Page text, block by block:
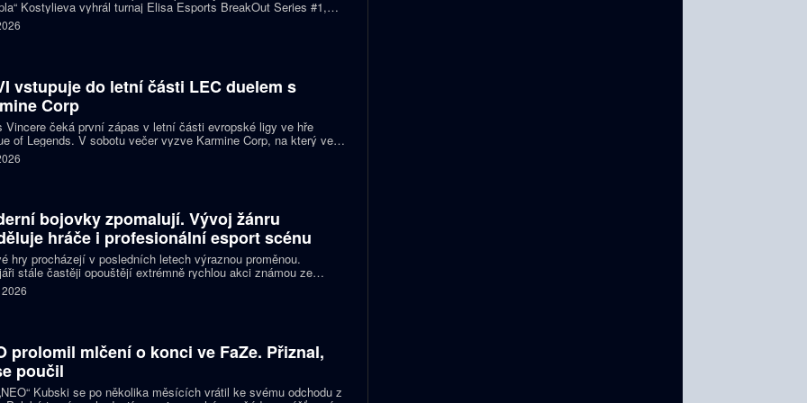
Kostylieva vyhrál turnaj Elisa Esports BreakOut Series #1,
finále porazil ENCE 2:0. Rozhodující mapa dospěla do
v němž ukrajinská hvězda předvedla klíčovou akci.
vstupuje do letní části LEC duelem s
Corp
Vincere čeká první zápas v letní části evropské ligy ve hře
of Legends. V sobotu večer vyzve Karmine Corp, na který ve
předchozích vzájemných sériích nestačil. Oba celky zároveň
o jedno ze tří míst na letošním světovém šampionátu.
bojovky zpomalují. Vývoj žánru
hráče i profesionální esport scénu
hry procházejí v posledních letech výraznou proměnou.
stále častěji opouštějí extrémně rychlou akci známou ze
klasik a snaží se vytvářet přístupnější tituly pro širší publikum
diváky. Ne všichni hráči jsou ale z tohoto směru nadšení a
prolomil mlčení o konci ve FaZe. Přiznal,
poučil
Kubski se po několika měsících vrátil ke svému odchodu z